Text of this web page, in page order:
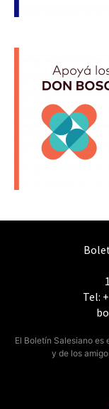
Tel:
El Boletín Salesiano es
y de los